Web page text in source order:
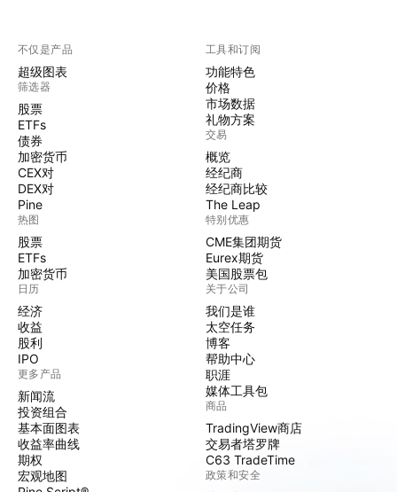
不仅是产品
超级图表
筛选器
股票
ETFs
债券
加密货币
CEX对
DEX对
Pine
热图
股票
ETFs
加密货币
日历
经济
收益
股利
IPO
更多产品
新闻流
投资组合
基本面图表
收益率曲线
期权
宏观地图
工具和订阅
功能特色
价格
市场数据
礼物方案
交易
概览
经纪商
经纪商比较
The Leap
特别优惠
CME集团期货
Eurex期货
美国股票包
关于公司
我们是谁
太空任务
博客
帮助中心
职涯
媒体工具包
商品
TradingView商店
交易者塔罗牌
C63 TradeTime
政策和安全